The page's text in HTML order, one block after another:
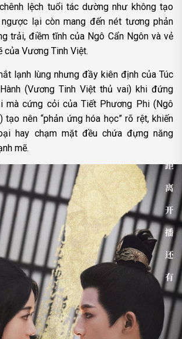
lệch tuổi tác dường như không tạo
ngược lại còn mang đến nét tương phản
trải, điềm tĩnh của Ngô Cẩn Ngôn và vẻ
của Vương Tinh Việt.
lạnh lùng nhưng đầy kiên định của Túc
(Vương Tinh Việt thủ vai) khi đứng
mà cứng cỏi của Tiết Phương Phi (Ngô
tạo nên “phản ứng hóa học” rõ rệt, khiến
hay chạm mặt đều chứa đựng năng
mẽ.